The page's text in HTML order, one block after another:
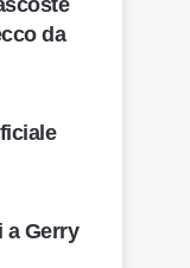
da
a Gerry